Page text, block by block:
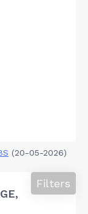
(20-05-2026)
Filters